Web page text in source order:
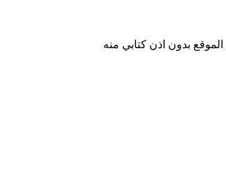
بدون اذن كتابي منه